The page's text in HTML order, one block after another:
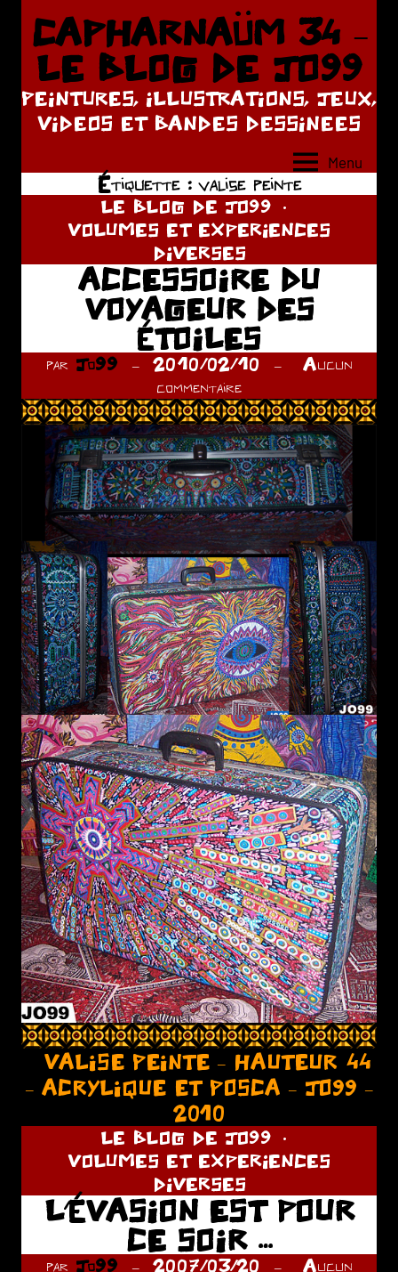
Aller
contenu
CAPHARNAÜM 34 –
LE BLOG DE JO99
PEINTURES, ILLUSTRATIONS, JEUX,
VIDEOS ET BANDES DESSINEES
Menu
Étiquette :valise peinte
LE BLOG DE JO99
VOLUMES ET EXPERIENCES
DIVERSES
ACCESSOIRE DU
VOYAGEUR DES
ÉTOILES
par Jo99 2010/02/10
Aucun
commentaire
VALISE PEINTE – HAUTEUR 44
– ACRYLIQUE ET POSCA – JO99 –
2010
LE BLOG DE JO99
VOLUMES ET EXPERIENCES
DIVERSES
L’ÉVASION EST POUR
CE SOIR …
par Jo99 2007/03/20
Aucun